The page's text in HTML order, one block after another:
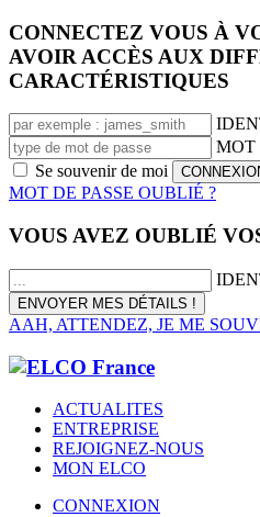
CONNECTEZ VOUS À
AVOIR ACCÈS AUX
CARACTÉRISTIQUES
MOT
Se souvenir de moi
MOT DE PASSE OUBLIÉ ?
VOUS AVEZ OUBLIÉ
AAH, ATTENDEZ, JE ME
ACTUALITES
ENTREPRISE
REJOIGNEZ-NOUS
MON ELCO
CONNEXION